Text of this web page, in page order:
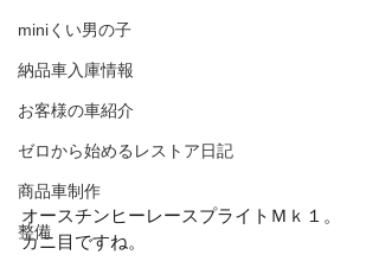
miniくい男の子
納品車入庫情報
お客様の車紹介
ゼロから始めるレストア日記
商品車制作
整備
オースチンヒーレースプライトＭｋ１。
カニ目ですね。